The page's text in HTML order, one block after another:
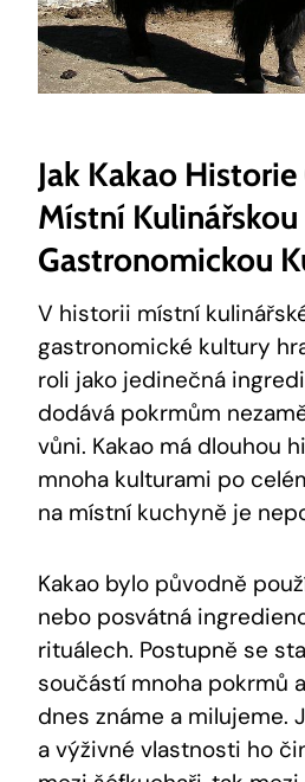
Jak Kakao
Místní Kulinářskou
Gastronomickou
V historii místní
gastronomické kultury
roli jako jedinečná
dodává‍ pokrmům
vůni.‍ Kakao má dlouhou
mnoha kulturami ‍po
na místní kuchyně je⁤
Kakao bylo původně
nebo‌ posvátná
rituálech. Postupně se
součástí mnoha ‌pokrmů​
dnes známe a milujeme.
a výživné‌ vlastnosti ho